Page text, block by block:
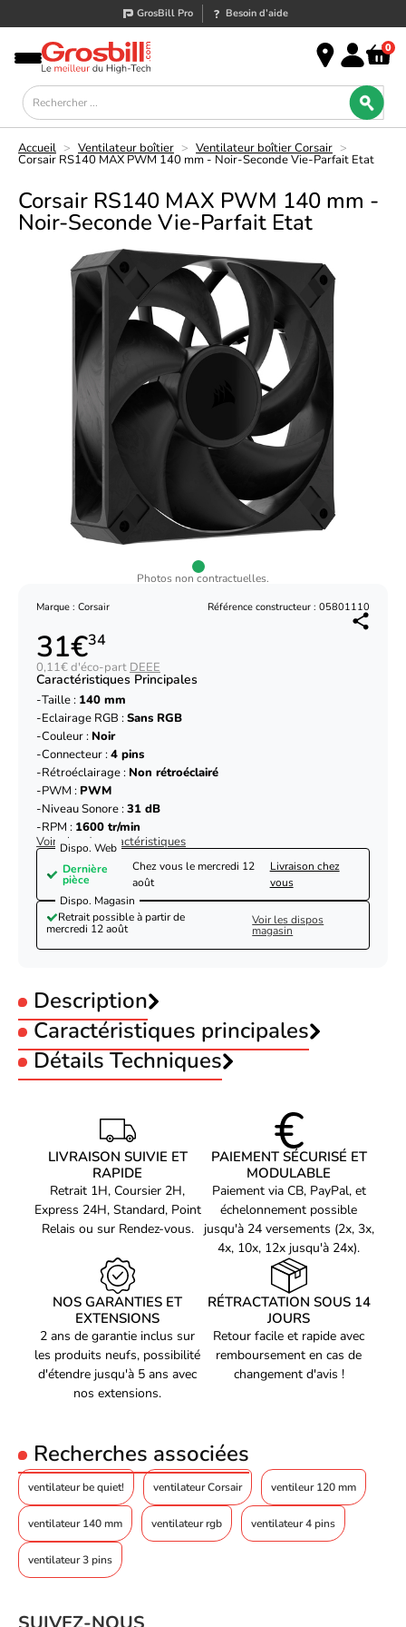
GrosBill Pro Besoin d’aide
0
Accueil > Ventilateur boîtier > Ventilateur boîtier Corsair >
Corsair RS140 MAX PWM 140 mm - Noir-Seconde Vie-Parfait Etat
Corsair RS140 MAX PWM 140 mm -
Noir-Seconde Vie-Parfait Etat
Photos non contractuelles.
Marque : Corsair Référence constructeur : 05801110
31€34
0,11€ d'éco-part DEEE
Caractéristiques Principales
Taille : 140 mm
Eclairage RGB :Sans RGB
Couleur : Noir
Connecteur :4 pins
Rétroéclairage : Non rétroéclairé
PWM : PWM
Niveau Sonore :31 dB
RPM : 1600 tr/min
Voir plus de caractéristiques
Dispo. Web
Dernière
pièce
Chez vous le mercredi 12
août
Livraison chez
vous
Dispo. Magasin
Retrait possible à partir de
mercredi 12 août
Voir les dispos
magasin
Description
Corsair RS140 MAX PWM 140 mm - Noir-
Seconde Vie-Parfait Etat
Caractéristiques principales
Taille :140 mm
Eclairage RGB :
Sans RGB
Rétroéclairage :Non rétroéclairé
Niveau Sonore :31 dB
1600 tr/min
Détails Techniques
Emplacement approprié
Ventilateur
Diamètre du ventilateur
14 cm
Vitesse de rotation (max)
1600 tr/min
31 dB
Débit d'air minimal
27,5 cfm
Courant d'air maximum
Pression d'air minimum
0,2 mmH2O
Pression d'air maximale
2,4 mmH2O
Quantité
1 pièce(s)
Design
Couleur du produit
Noir
Nombre de ventilateurs
Connecteur du
Puissance
LIVRAISON SUIVIE ET
RAPIDE
Retrait 1H, Coursier 2H,
Express 24H, Standard, Point
Relais ou sur Rendez-vous.
PAIEMENT SÉCURISÉ ET
MODULABLE
Paiement via CB, PayPal, et
échelonnement possible
jusqu'à 24 versements (2x, 3x,
4x, 10x, 12x jusqu'à 24x).
NOS GARANTIES ET
EXTENSIONS
2 ans de garantie inclus sur
les produits neufs, possibilité
d'étendre jusqu'à 5 ans avec
nos extensions.
RÉTRACTATION SOUS 14
JOURS
Retour facile et rapide avec
remboursement en cas de
changement d'avis !
Recherches associées
ventilateur be quiet! ventilateur Corsair ventileur 120 mm
ventilateur 140 mm ventilateur rgb ventilateur 4 pins
ventilateur 3 pins